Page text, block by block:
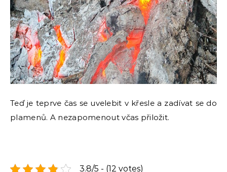
Teď je teprve čas se uvelebit v křesle a zadívat se do
plamenů. A nezapomenout včas přiložit.
3.8/5 - (12 votes)